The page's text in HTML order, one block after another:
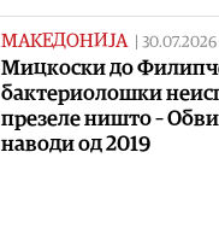
МАКЕДОНИЈА 30.07.2026
Мицкоски до
бактериолошки
презеле ништо –
наводи од 2019